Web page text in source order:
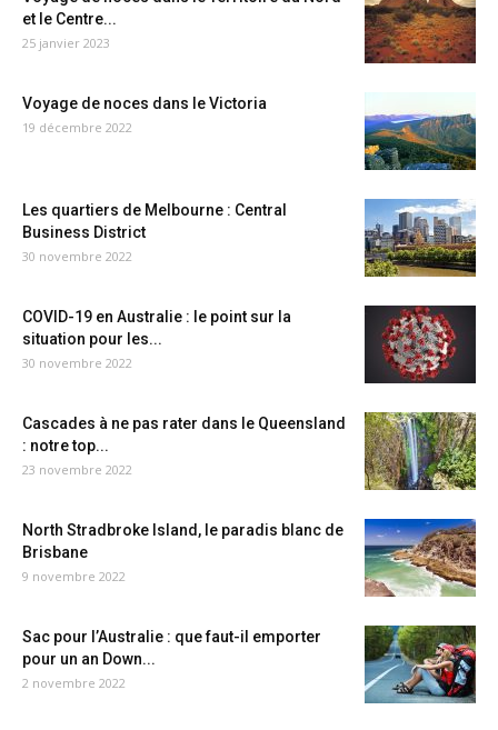
et le Centre...
25 janvier 2023
Voyage de noces dans le Victoria
19 décembre 2022
Les quartiers de Melbourne : Central
Business District
30 novembre 2022
COVID-19 en Australie : le point sur la
situation pour les...
30 novembre 2022
Cascades à ne pas rater dans le Queensland
: notre top...
23 novembre 2022
North Stradbroke Island, le paradis blanc de
Brisbane
9 novembre 2022
Sac pour l’Australie : que faut-il emporter
pour un an Down...
2 novembre 2022